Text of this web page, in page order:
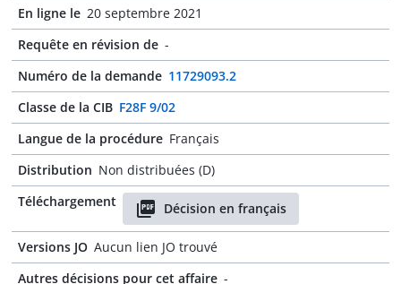
En ligne le 20 septembre 2021
Requête en révision de -
Numéro de la demande 11729093.2
Classe de la CIB F28F 9/02
Langue de la procédure Français
Distribution Non distribuées (D)
Téléchargement
Décision en français
Versions JO Aucun lien JO trouvé
Autres décisions pour cet affaire -